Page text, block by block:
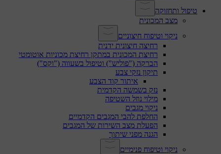
טיפול ותחזוקה
מצב המכונית
ניקוי וטיפוח חיצוניים
רחיצה חיצונית ידנית
רחיצת המכונית במתקן רחיצת מכוניות אוטומטי
הברקה ("פוליש") וטיפול בשעווה ("וקס")
תיקון נזקי צבע
איתור קוד הצבע
נזק בשמשה הקדמית
מילוי נוזל השטיפה
ניקוי מגבים
החלפת להבי המגבים הקדמיים
הפעלת מצב השירות של המגבים
הגנה מפני שיתוך
ניקוי וטיפוח פנימיים